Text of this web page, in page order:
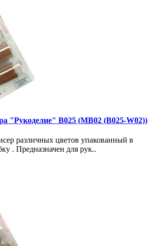
"Рукоделие" В025 (МВ02 (B025-W02))
различных цветов упакованный в
. Предназначен для рук..